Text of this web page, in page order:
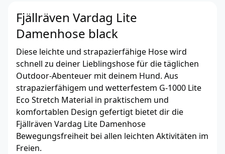
Fjällräven Vardag Lite
Damenhose black
Diese leichte und strapazierfähige Hose wird
schnell zu deiner Lieblingshose für die täglichen
Outdoor-Abenteuer mit deinem Hund. Aus
strapazierfähigem und wetterfestem G-1000 Lite
Eco Stretch Material in praktischem und
komfortablen Design gefertigt bietet dir die
Fjällräven Vardag Lite Damenhose
Bewegungsfreiheit bei allen leichten Aktivitäten im
Freien.